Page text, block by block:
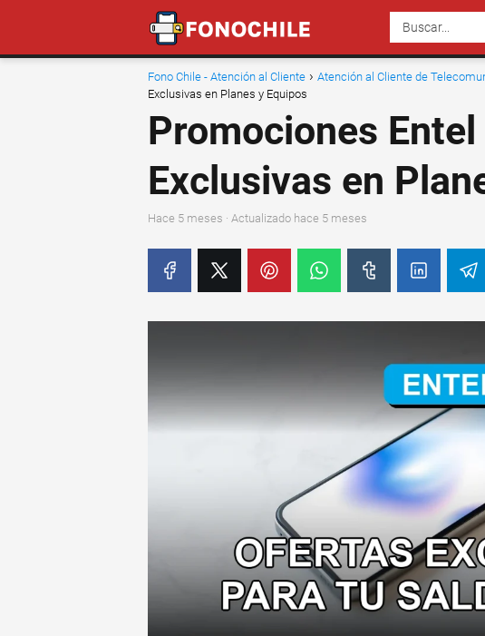
Fono Chile - Atención al Cliente Atención al Cliente de
Exclusivas en Planes y Equipos
Promociones
Exclusivas en
hace 5 meses · Actualizado hace 5 meses